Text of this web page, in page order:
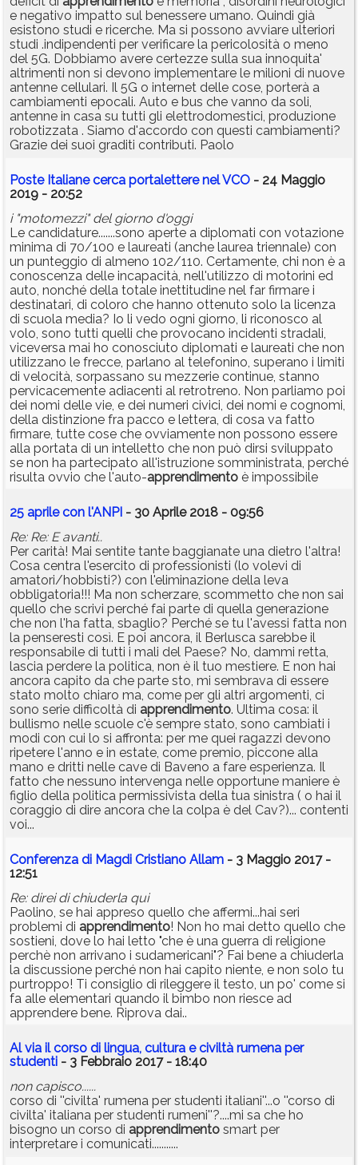
e negativo impatto sul benessere umano. Quindi già
esistono studi e ricerche. Ma si possono avviare ulteriori
studi .indipendenti per verificare la pericolosità o meno
del 5G. Dobbiamo avere certezze sulla sua innoquita'
altrimenti non si devono implementare le milioni di nuove
antenne cellulari. Il 5G o internet delle cose, porterà a
cambiamenti epocali. Auto e bus che vanno da soli,
antenne in casa su tutti gli elettrodomestici, produzione
robotizzata . Siamo d'accordo con questi cambiamenti?
Grazie dei suoi graditi contributi. Paolo
Poste Italiane cerca portalettere nel VCO - 24 Maggio
2019 - 20:52
i "motomezzi" del giorno d'oggi
Le candidature.......sono aperte a diplomati con votazione
minima di 70/100 e laureati (anche laurea triennale) con
un punteggio di almeno 102/110. Certamente, chi non è a
conoscenza delle incapacità, nell'utilizzo di motorini ed
auto, nonché della totale inettitudine nel far firmare i
destinatari, di coloro che hanno ottenuto solo la licenza
di scuola media? Io li vedo ogni giorno, li riconosco al
volo, sono tutti quelli che provocano incidenti stradali,
viceversa mai ho conosciuto diplomati e laureati che non
utilizzano le frecce, parlano al telefonino, superano i limiti
di velocità, sorpassano su mezzerie continue, stanno
pervicacemente adiacenti al retrotreno. Non parliamo poi
dei nomi delle vie, e dei numeri civici, dei nomi e cognomi,
della distinzione fra pacco e lettera, di cosa va fatto
firmare, tutte cose che ovviamente non possono essere
alla portata di un intelletto che non può dirsi sviluppato
se non ha partecipato all'istruzione somministrata, perché
risulta ovvio che l'auto-apprendimento è impossibile
25 aprile con l'ANPI - 30 Aprile 2018 - 09:56
Re: Re: E avanti..
Per carità! Mai sentite tante baggianate una dietro l'altra!
Cosa centra l'esercito di professionisti (lo volevi di
amatori/hobbisti?) con l'eliminazione della leva
obbligatoria!!! Ma non scherzare, scommetto che non sai
quello che scrivi perché fai parte di quella generazione
che non l'ha fatta, sbaglio? Perché se tu l'avessi fatta non
la penseresti così. E poi ancora, il Berlusca sarebbe il
responsabile di tutti i mali del Paese? No, dammi retta,
lascia perdere la politica, non è il tuo mestiere. E non hai
ancora capito da che parte sto, mi sembrava di essere
stato molto chiaro ma, come per gli altri argomenti, ci
sono serie difficoltà di apprendimento. Ultima cosa: il
bullismo nelle scuole c'è sempre stato, sono cambiati i
modi con cui lo si affronta: per me quei ragazzi devono
ripetere l'anno e in estate, come premio, piccone alla
mano e dritti nelle cave di Baveno a fare esperienza. Il
fatto che nessuno intervenga nelle opportune maniere è
figlio della politica permissivista della tua sinistra ( o hai il
coraggio di dire ancora che la colpa è del Cav?)... contenti
voi...
Conferenza di Magdi Cristiano Allam - 3 Maggio 2017 -
12:51
Re: direi di chiuderla qui
Paolino, se hai appreso quello che affermi...hai seri
problemi di apprendimento! Non ho mai detto quello che
sostieni, dove lo hai letto "che è una guerra di religione
perchè non arrivano i sudamericani"? Fai bene a chiuderla
la discussione perché non hai capito niente, e non solo tu
purtroppo! Ti consiglio di rileggere il testo, un po' come si
fa alle elementari quando il bimbo non riesce ad
apprendere bene. Riprova dai..
Al via il corso di lingua, cultura e civiltà rumena per
studenti - 3 Febbraio 2017 - 18:40
non capisco......
corso di ''civilta' rumena per studenti italiani''...o ''corso di
civilta' italiana per studenti rumeni''?....mi sa che ho
bisogno un corso di apprendimento smart per
interpretare i comunicati...........